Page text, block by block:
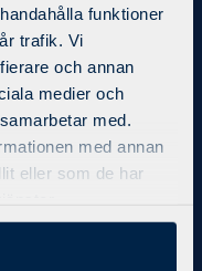
funktioner
trafik. Vi
och annan
medier och
med.
med annan
eller som de har